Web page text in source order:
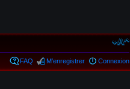
FAQ M’enregistrer Connexion